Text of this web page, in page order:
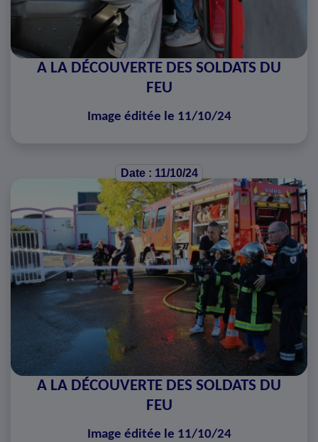
A LA DÉCOUVERTE DES SOLDATS DU
FEU
Image éditée le 11/10/24
Date : 11/10/24
A LA DÉCOUVERTE DES SOLDATS DU
FEU
Image éditée le 11/10/24